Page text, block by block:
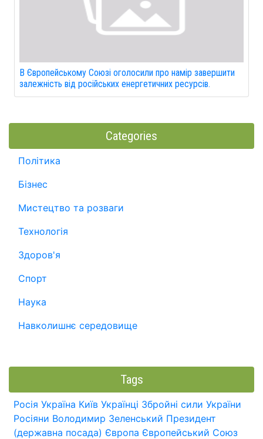
В Європейському Союзі оголосили про намір завершити
залежність від російських енергетичних ресурсів.
Categories
Політика
Бізнес
Мистецтво та розваги
Технологія
Здоров'я
Спорт
Наука
Навколишнє середовище
Tags
Росія Україна Київ Українці Збройні сили України
Росіяни Володимир Зеленський Президент
(державна посада) Європа Європейський Союз